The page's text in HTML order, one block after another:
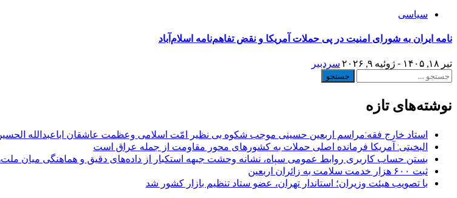
سیاسی
نامه ایران به شورای امنیت در پی حملات آمریکا و نقض تفاهم‌نامه اسلام‌آباد
تیر ۱۸, ۱۴۰۵ - ژوئیه ۹, ۲۰۲۶
سردبیر
جستجو
نوشته‌های تازه
استاد خارج فقه:مراسم اربعین حسینی موجب شکوه بی نظیر امّت اسلامی وعظمت عاشقان اباعبدالله
البخیتی: آمریکا فرمانده اصلی حملات به کشورهای محور مقاومت از جمله عراق است
بستن حساب کاربری روابط عمومی سپاه، نشانه‌ وحشت جبهه استکبار از داده‌های دقیق و هماهنگی میان
ثبت ۶۰۰ هزار خدمت سلامت به زائران اربعین
با تصویب هیئت وزیران؛ استاندار تهران، عضو ستاد تنظیم بازار کشور شد